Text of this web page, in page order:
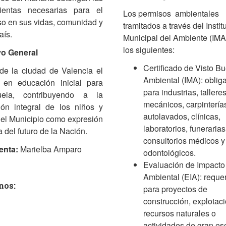
necesarias para el
en sus vidas, comunidad y
General
la ciudad de Valencia el
en educación inicial para
contribuyendo a la
integral de los niños y
Municipio como expresión
del futuro de la Nación.
Marielba Amparo
Los permisos ambientales
tramitados a través del
Municipal del Ambiente
los siguientes:
Certificado de Visto
Ambiental (IMA):
para industrias, talleres
mecánicos,
autolavados, clínicas,
laboratorios,
consultorios médicos y
odontológicos.
Evaluación de Impacto
Ambiental (EIA):
para proyectos de
construcción,
recursos naturales o